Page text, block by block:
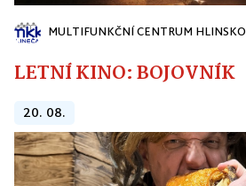
MULTIFUNKČNÍ CENTRUM HLINSKO
LETNÍ KINO: BOJOVNÍK
20. 08.